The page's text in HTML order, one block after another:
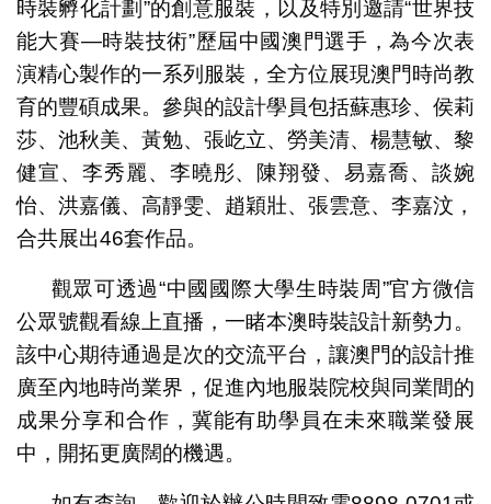
時裝孵化計劃”的創意服裝，以及特別邀請“世界技
能大賽—時裝技術”歷屆中國澳門選手，為今次表
演精心製作的一系列服裝，全方位展現澳門時尚教
育的豐碩成果。參與的設計學員包括蘇惠珍、侯莉
莎、池秋美、黃勉、張屹立、勞美清、楊慧敏、黎
健宣、李秀麗、李曉彤、陳翔發、易嘉喬、談婉
怡、洪嘉儀、高靜雯、趙穎壯、張雲意、李嘉汶，
合共展出46套作品。
觀眾可透過“中國國際大學生時裝周”官方微信
公眾號觀看線上直播，一睹本澳時裝設計新勢力。
該中心期待通過是次的交流平台，讓澳門的設計推
廣至內地時尚業界，促進內地服裝院校與同業間的
成果分享和合作，冀能有助學員在未來職業發展
中，開拓更廣闊的機遇。